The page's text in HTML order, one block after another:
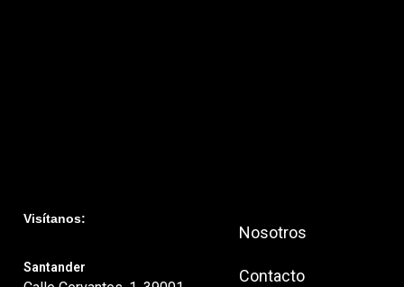
Visítanos:
Santander
Nosotros
Contacto